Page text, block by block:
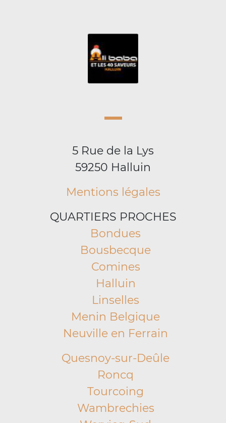
5 Rue de la Lys
59250 Halluin
Mentions légales
QUARTIERS PROCHES
Bondues
Bousbecque
Comines
Halluin
Linselles
Menin Belgique
Neuville en Ferrain
Quesnoy-sur-Deûle
Roncq
Tourcoing
Wambrechies